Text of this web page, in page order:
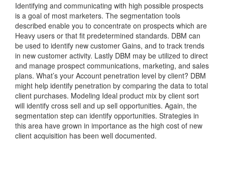
Identifying and communicating with high possible prospects
is a goal of most marketers. The segmentation tools
described enable you to concentrate on prospects which are
Heavy users or that fit predetermined standards. DBM can
be used to identify new customer Gains, and to track trends
in new customer activity. Lastly DBM may be utilized to direct
and manage prospect communications, marketing, and sales
plans. What’s your Account penetration level by client? DBM
might help identify penetration by comparing the data to total
client purchases. Modeling Ideal product mix by client sort
will identify cross sell and up sell opportunities. Again, the
segmentation step can identify opportunities. Strategies in
this area have grown in importance as the high cost of new
client acquisition has been well documented.